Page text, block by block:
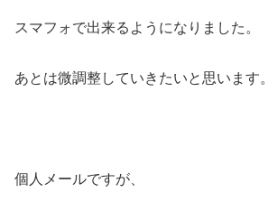
スマフォで出来るようになりました。
あとは微調整していきたいと思います。
個人メールですが、